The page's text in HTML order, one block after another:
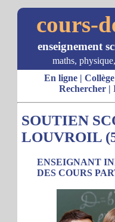
cours-
enseignement
maths,
En ligne| Collège
Rechercher|
SOUTIEN
LOUVROIL
ENSEIGNANT
DES COURS